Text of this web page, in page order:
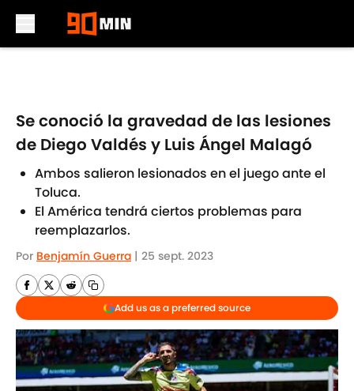
Se conoció la gravedad de las lesiones
de Diego Valdés y Luis Ángel Malagó
Ambos salieron lesionados en el juego ante el
Toluca.
El América tendrá ciertos problemas para
reemplazarlos.
Por Benjamín Guerra | 25 sept. 2023
Add us as a preferred source